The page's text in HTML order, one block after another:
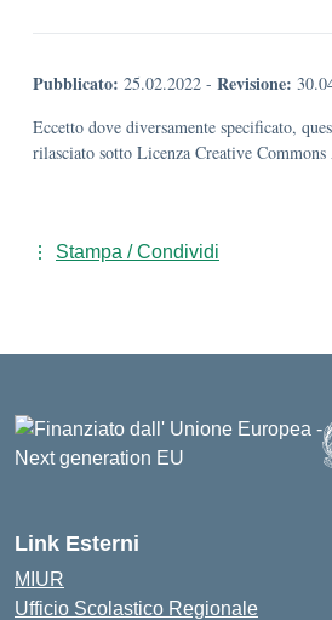
Pubblicato: 25.02.2022 - Revisione:
Eccetto dove diversamente specificato,
rilasciato sotto Licenza Creative
Stampa / Condividi
Link Esterni
MIUR
Ufficio Scolastico Regionale